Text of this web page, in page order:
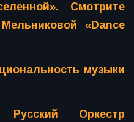
Смотрите
«Dance
музыки
Русский Оркестр